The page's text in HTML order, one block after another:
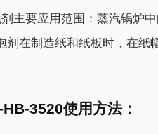
主要应用范围：蒸汽锅炉
剂在制造纸和纸板时，在纸
3520使用方法：